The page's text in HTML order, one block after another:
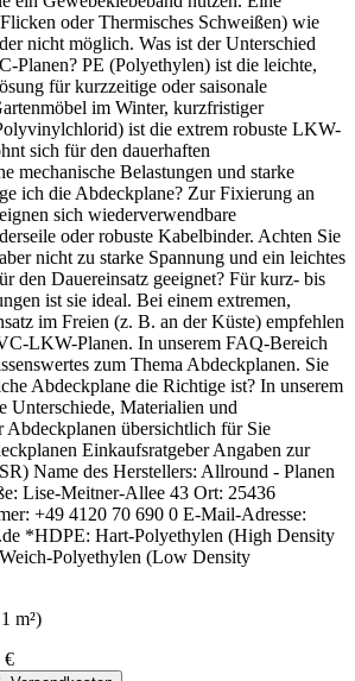
oder Thermisches Schweißen) wie
nicht möglich. Was ist der Unterschied
Planen? PE (Polyethylen) ist die leichte,
für kurzzeitige oder saisonale
im Winter, kurzfristiger
ist die extrem robuste LKW-
sich für den dauerhaften
mechanische Belastungen und starke
ich die Abdeckplane? Zur Fixierung an
sich wiederverwendbare
oder robuste Kabelbinder. Achten Sie
nicht zu starke Spannung und ein leichtes
den Dauereinsatz geeignet? Für kurz- bis
ist sie ideal. Bei einem extremen,
im Freien (z. B. an der Küste) empfehlen
LKW-Planen. In unserem FAQ-Bereich
zum Thema Abdeckplanen. Sie
Abdeckplane die Richtige ist? In unserem
Unterschiede, Materialien und
Abdeckplanen übersichtlich für Sie
Einkaufsratgeber Angaben zur
Name des Herstellers: Allround - Planen
Lise-Meitner-Allee 43 Ort: 25436
+49 4120 70 690 0 E-Mail-Adresse:
*HDPE: Hart-Polyethylen (High Density
Polyethylen (Low Density
m²)
€